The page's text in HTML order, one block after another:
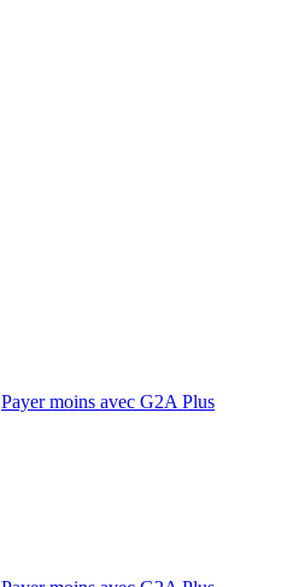
Payer moins avec G2A Plus